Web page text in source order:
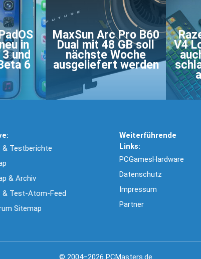
in
und
6
MaxSun Arc Pro B60
Dual mit 48 GB soll
nächste Woche
ausgeliefert werden
V4
& Testberichte
& Archiv
& Test-Atom-Feed
Sitemap
Weiterführende
Links:
PCGamesHardware
Datenschutz
Impressum
Partner
© 2004–2026 PCMasters.de